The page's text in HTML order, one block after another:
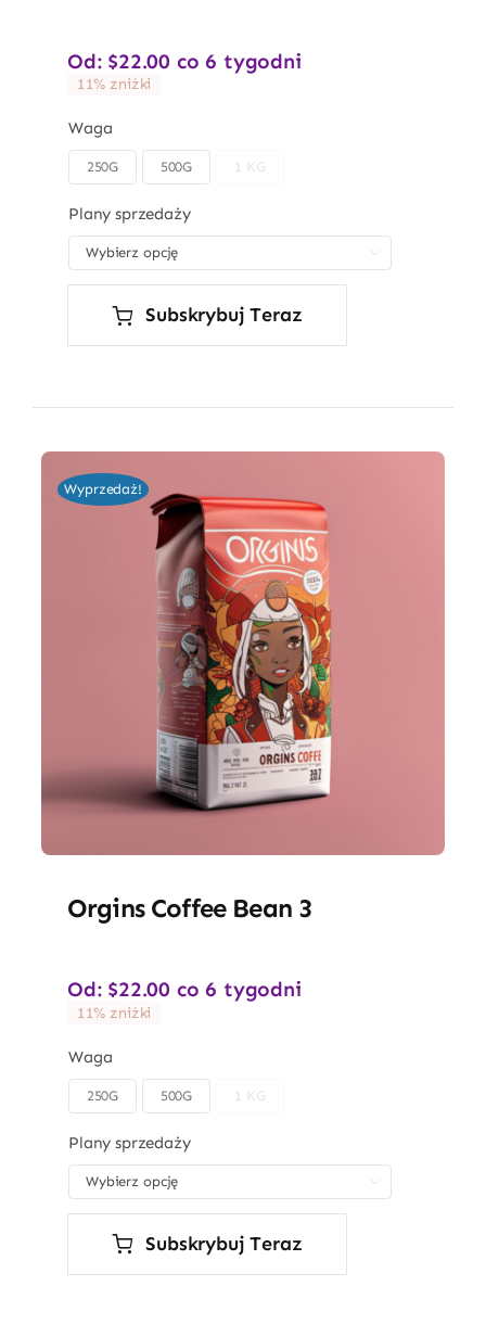
Od: $22.00 co 6 tygodni
11% zniżki
Waga
250G 500G 1 KG
Plany sprzedaży
Subskrybuj Teraz
Wyprzedaż!
Orgins Coffee Bean 3
Od: $22.00 co 6 tygodni
11% zniżki
Waga
250G 500G 1 KG
Plany sprzedaży
Subskrybuj Teraz